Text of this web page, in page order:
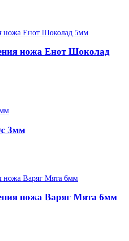
ножа Енот Шоколад
3мм
ножа Варяг Мята 6мм